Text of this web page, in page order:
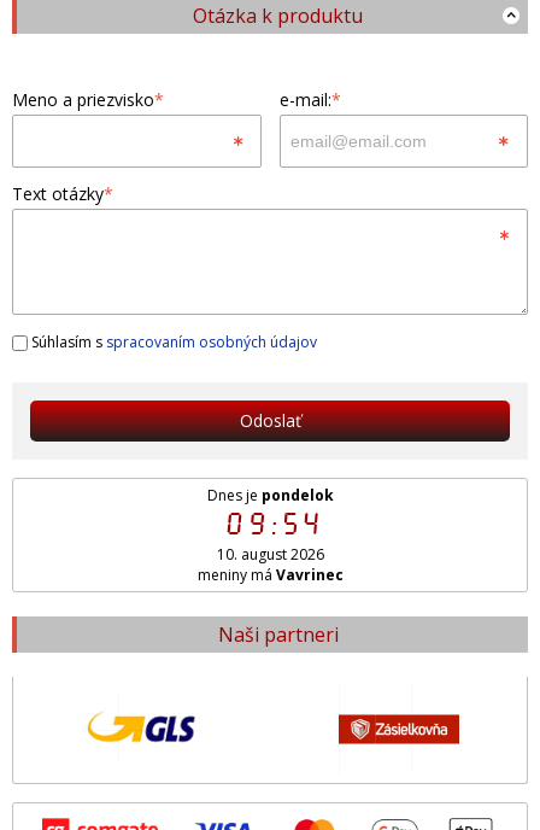
Otázka k produktu
Meno a priezvisko* e-mail:*
Text otázky*
Súhlasím s spracovaním osobných údajov
Odoslať
Dnes je pondelok
09:54
10. august 2026
meniny má Vavrinec
Naši partneri